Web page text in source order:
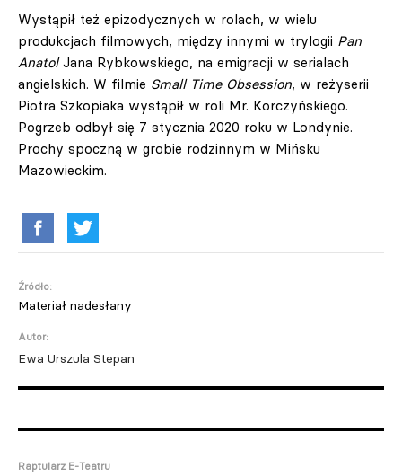
Wystąpił też epizodycznych w rolach, w wielu
produkcjach filmowych, między innymi w trylogii Pan
AnatolJana Rybkowskiego, na emigracji w serialach
angielskich. W filmie Small Time Obsession, w reżyserii
Piotra Szkopiaka wystąpił w roli Mr. Korczyńskiego.
Pogrzeb odbył się 7 stycznia 2020 roku w Londynie.
Prochy spoczną w grobie rodzinnym w Mińsku
Mazowieckim.
Źródło:
Materiał nadesłany
Autor:
Ewa Urszula Stepan
Raptularz E-Teatru